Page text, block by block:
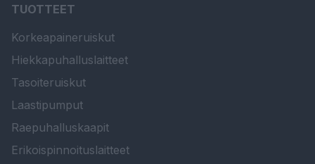
TUOTTEET
Korkeapaineruiskut
Hiekkapuhalluslaitteet
Tasoiteruiskut
Laastipumput
Raepuhalluskaapit
Erikoispinnoituslaitteet